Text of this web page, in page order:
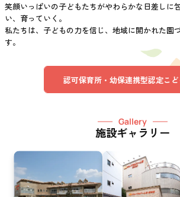
笑顔いっぱいの子どもたちがやわらかな日差しに
い、育っていく。
私たちは、子どもの力を信じ、地域に開かれた園
す。
認可保育所・幼保連携型認定こ
Gallery
施設ギャラリー